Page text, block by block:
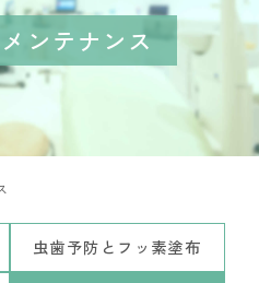
ンテナンス
虫歯予防とフッ素塗布